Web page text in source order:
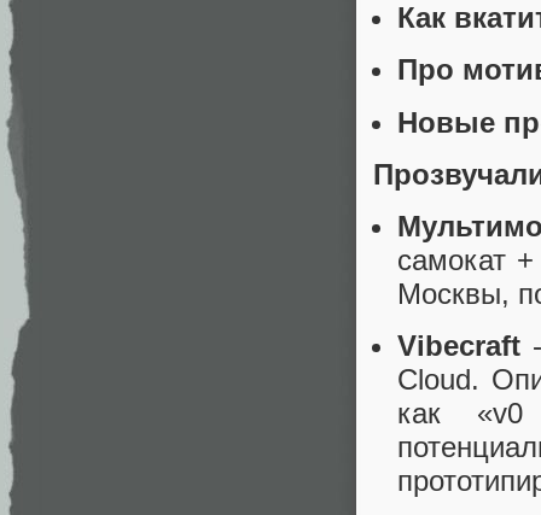
Как
Про
Новые
самокат
Москвы,
Vibecraft
Cloud.
как «v0